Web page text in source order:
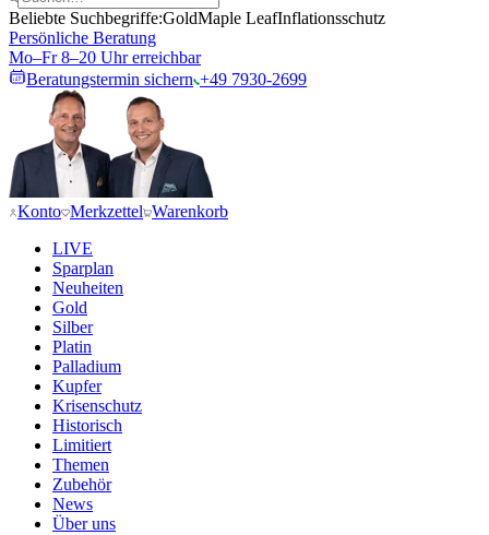
Beliebte Suchbegriffe:GoldMaple LeafInflationsschutz
Persönliche Beratung
Mo–Fr 8–20 Uhr erreichbar
Beratungstermin sichern +49 7930-2699
Konto Merkzettel Warenkorb
LIVE
Sparplan
Neuheiten
Gold
Silber
Platin
Palladium
Kupfer
Krisenschutz
Historisch
Limitiert
Themen
Zubehör
News
Über uns